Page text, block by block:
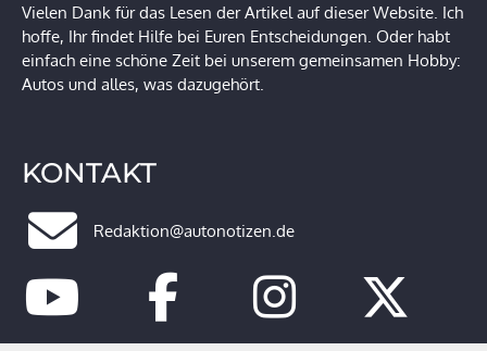
Vielen Dank für das Lesen der Artikel auf dieser Website. Ich
hoffe, Ihr findet Hilfe bei Euren Entscheidungen. Oder habt
einfach eine schöne Zeit bei unserem gemeinsamen Hobby:
Autos und alles, was dazugehört.
KONTAKT
Redaktion@autonotizen.de